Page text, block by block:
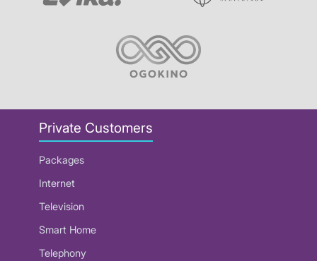
Private Customers
Packages
Internet
Television
Smart Home
Telephony